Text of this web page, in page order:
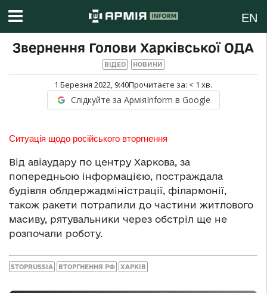
EN
Звернення Голови Харківської ОДА
ВІДЕО НОВИНИ
1 Березня 2022, 9:40Прочитаєте за: < 1 хв.
Слідкуйте за АрміяInform в Google
Ситуація щодо російського вторгнення
Від авіаудару по центру Харкова, за
попередньою інформацією, постраждала
будівля облдержадміністрації, філармонії,
також ракети потрапили до частини житлового
масиву, рятувальники через обстріл ще не
розпочали роботу.
STOPRUSSIA ВТОРГНЕННЯ РФ ХАРКІВ